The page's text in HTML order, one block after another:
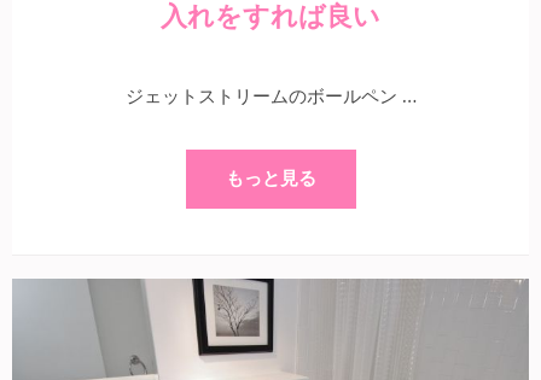
入れをすれば良い
ジェットストリームのボールペン …
もっと見る